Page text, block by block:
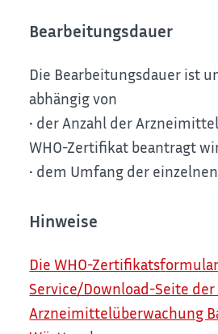
Bearbeitungsdauer
Die Bearbeitungsdauer ist
abhängig von
• der Anzahl der
WHO-Zertifikat beantragt
• dem Umfang der
Hinweise
Die WHO-Zertifikatsf
Service/Download-Seite
Arzneimittelüberwachung